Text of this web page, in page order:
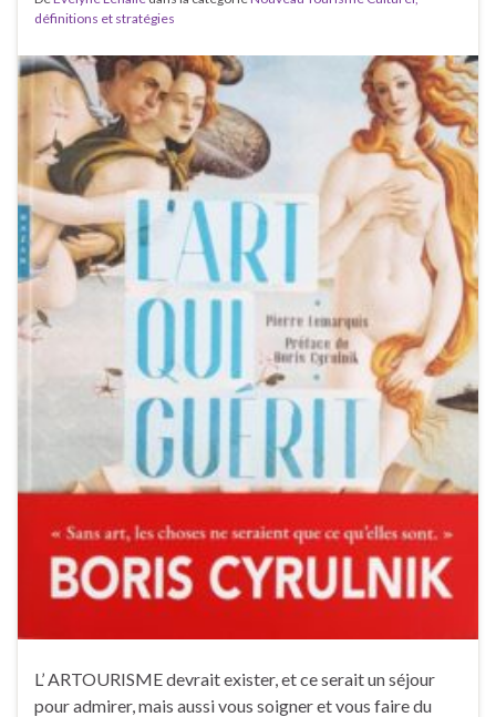
définitions et stratégies
L’ ARTOURISME devrait exister, et ce serait un séjour
pour admirer, mais aussi vous soigner et vous faire du